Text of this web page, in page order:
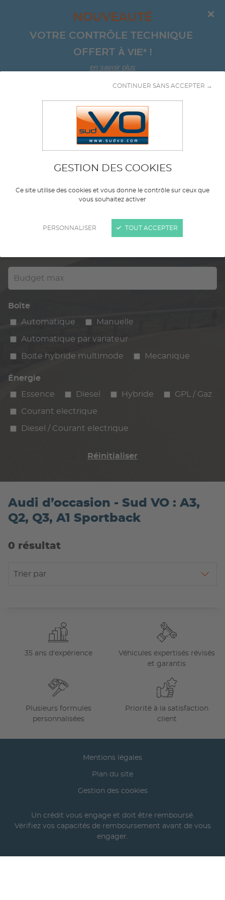
GESTION DES COOKIES
Ce site utilise des cookies et vous donne le contrôle sur ceux que
vous souhaitez activer
PERSONNALISER
CONTINUER SANS ACCEPTER →
TOUT ACCEPTER
NOUVEAUTÉ
VOTRE CONTRÔLE TECHNIQUE
OFFERT À VIE*!
en savoir plus
Aller au contenu
Budget max
Boîte
Automatique
Manuelle
Automatique par variateur
Boite hybride multimode Mecanique
Énergie
Essence
Diesel Hybride GPL / Gaz
Courant electrique
Diesel / Courant electrique
Réinitialiser
Audi d’occasion - Sud VO : A3,
Q2, Q3, A1 Sportback
0 résultat
Trier par
35 ans d'expérience
Véhicules expertisés révisés
et garantis
Plusieurs formules
personnalisées
Priorité à la satisfaction
client
Mentions légales
Plan du site
Gestion des cookies
Un crédit vous engage et doit être remboursé.
Vérifiez vos capacités de remboursement avant de vous
engager.